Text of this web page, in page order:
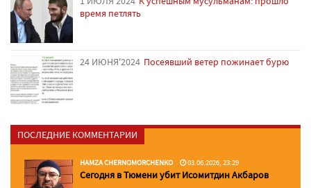
время петлять
24 ИЮНЯ'2024 Посеявший ветер пожинает бурю
ПОСЛЕДНИЕ КОММЕНТАРИИ
HAMZA CHERNOMORCHENKO 03.06.2026, 23:29
Сегодня в Тюмени убит Исомитдин Акбаров